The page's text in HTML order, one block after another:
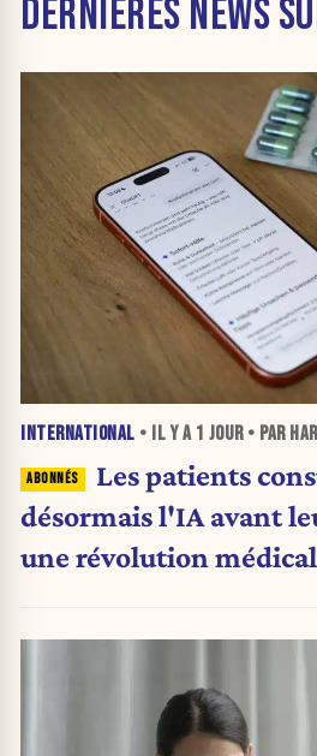
DERNIÈRES NEWS
INTERNATIONAL • IL Y A 1 JOUR• PAR
Les patients
désormais l'IA avant
une révolution